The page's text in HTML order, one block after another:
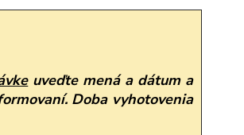
uveďte mená a dátum a
Doba vyhotovenia